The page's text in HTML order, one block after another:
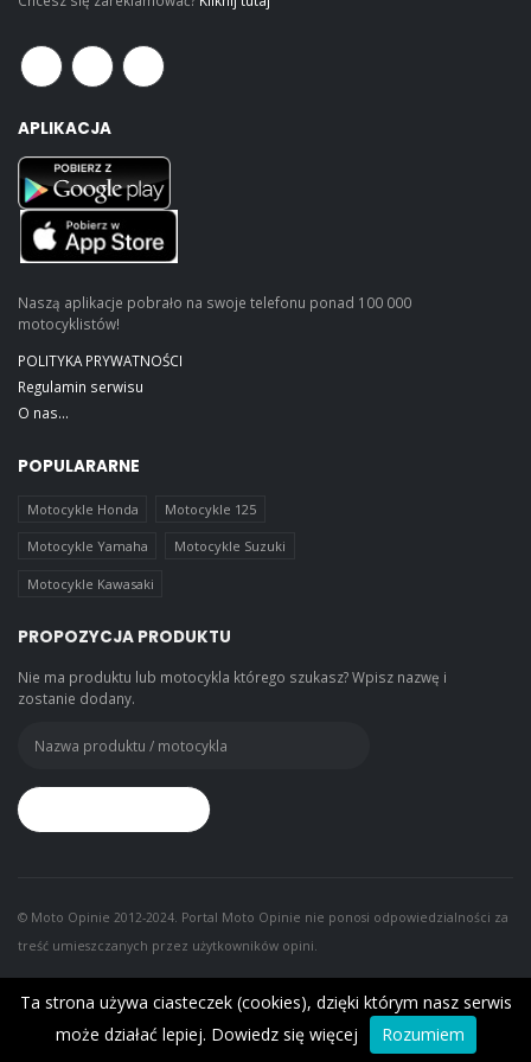
APLIKACJA
Naszą aplikacje pobrało na swoje telefonu ponad 100 000
motocyklistów!
POLITYKA PRYWATNOŚCI
Regulamin serwisu
O nas...
POPULARARNE
Motocykle Honda Motocykle 125
Motocykle Yamaha Motocykle Suzuki
Motocykle Kawasaki
PROPOZYCJA PRODUKTU
Nie ma produktu lub motocykla którego szukasz? Wpisz nazwę i
zostanie dodany.
© Moto Opinie 2012-2024. Portal Moto Opinie nie ponosi odpowiedzialności za
treść umieszczanych przez użytkowników opini.
Ta strona używa ciasteczek (cookies), dzięki którym nasz serwis
może działać lepiej. Dowiedz się więcej Rozumiem